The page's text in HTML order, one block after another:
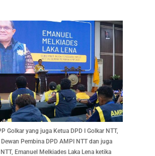
Golkar yang juga Ketua DPD I Golkar NTT,
Pembina DPD AMPI NTT dan juga
Emanuel Melkiades Laka Lena ketika